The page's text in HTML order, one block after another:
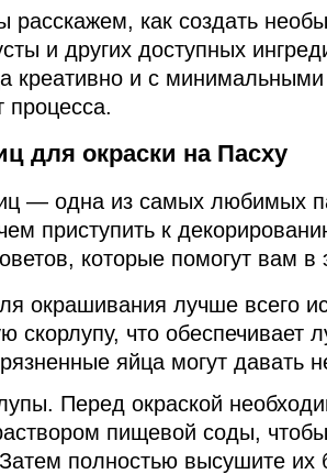
расскажем, как создать
и других доступных
креативно и с
процесса.
для окраски на Пасху
— одна из самых любимых
приступить к
которые помогут вам в
окрашивания лучше всего
скорлупу, что обеспечивает
яйца могут давать
Перед окраской
пищевой соды,
Затем полностью высушите